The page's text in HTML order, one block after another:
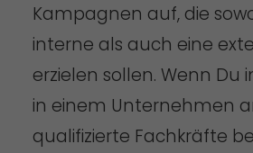
Kampagnen auf, die
interne als auch eine
erzielen sollen. Wenn Du
in einem Unternehmen
qualifizierte Fachkräfte